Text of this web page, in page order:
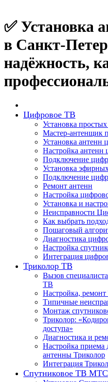
✅ Установка
в Санкт-
надёжность,
Цифровое ТВ
Установка
Мастер-антенщик
Установка антенн
Настройка антенн
Подключение
Установка
Подключение
Ремонт антенн
Настройка
Установка и
Неисправности
Как выбрать
Пошаговый
Диагностика
Настройка
Интеграция
Триколор ТВ
Вызов
ТВ
Настройка,
Типичные
Монтаж
Триколор:
доступа»
Диагностика и
Настройка приема
антенны Триколор
Интеграция
Спутниковое ТВ МТС